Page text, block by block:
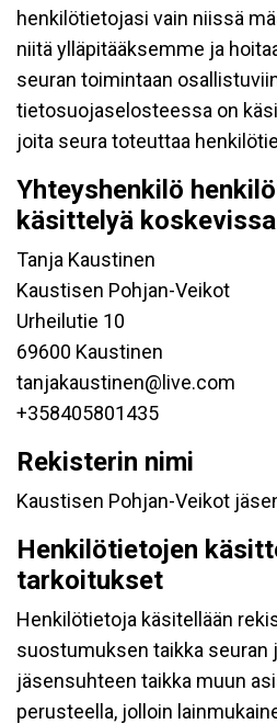
henkilötietojasi vain niissä
niitä ylläpitääksemme ja
seuran toimintaan
tietosuojaselosteessa on
joita seura toteuttaa
Yhteyshenkilö
käsittelyä
Tanja Kaustinen
Kaustisen Pohjan-Veikot
Urheilutie 10
69600 Kaustinen
tanjakaustinen@live.com
+358405801435
Rekisterin nimi
Kaustisen Pohjan-Veikot
Henkilötietojen
tarkoitukset
Henkilötietoja käsitellään
suostumuksen taikka seuran
jäsensuhteen taikka muun
perusteella, jolloin